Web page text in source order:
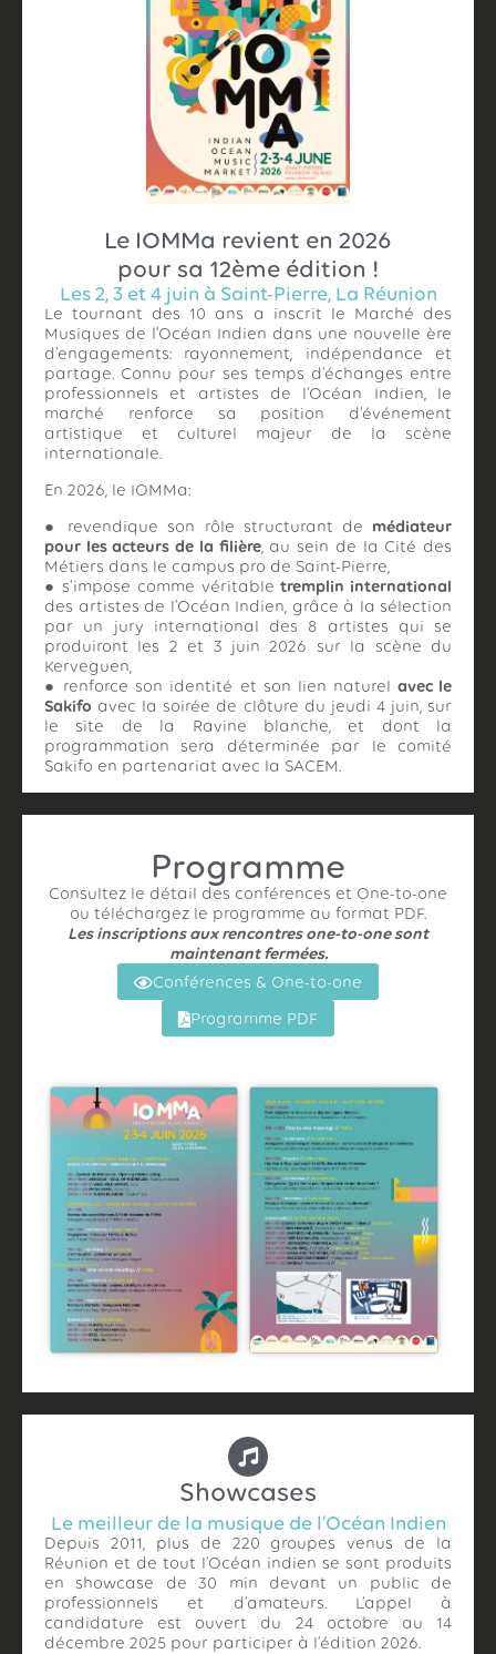
Le IOMMa revient en 2026
pour sa 12ème édition !
Les 2, 3 et 4 juin à Saint-Pierre, La Réunion
Le tournant des 10 ans a inscrit le Marché des
Musiques de l’Océan Indien dans une nouvelle ère
d’engagements: rayonnement, indépendance et
partage. Connu pour ses temps d’échanges entre
professionnels et artistes de l’Océan Indien, le
marché renforce sa position d’événement
artistique et culturel majeur de la scène
internationale.
En 2026, le IOMMa:
● revendique son rôle structurant de médiateur
pour les acteurs de la filière, au sein de la Cité des
Métiers dans le campus pro de Saint-Pierre,
● s’impose comme véritabletremplin international
des artistes de l’Océan Indien, grâce à la sélection
par un jury international des 8 artistes qui se
produiront les 2 et 3 juin 2026 sur la scène du
Kerveguen,
● renforce son identité et son lien naturel avec le
Sakifo avec la soirée de clôture du jeudi 4 juin, sur
le site de la Ravine blanche, et dont la
programmation sera déterminée par le comité
Sakifo en partenariat avec la SACEM.
Programme
Consultez le détail des conférences et One-to-one
ou téléchargez le programme au format PDF.
Les inscriptions aux rencontres one-to-one sont
maintenant fermées.
Conférences & One-to-one
Programme PDF
Showcases
Le meilleur de la musique de l'Océan Indien
Depuis 2011, plus de 220 groupes venus de la
Réunion et de tout l’Océan indien se sont produits
en showcase de 30 min devant un public de
professionnels et d’amateurs. L’appel à
candidature est ouvert du 24 octobre au 14
décembre 2025 pour participer à l’édition 2026.